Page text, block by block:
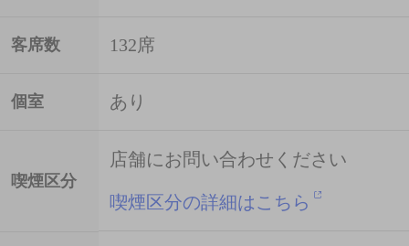
客席数 132席
個室 あり
喫煙区分
店舗にお問い合わせください
喫煙区分の詳細はこちら